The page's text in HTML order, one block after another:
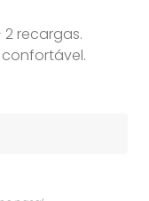
2 recargas.